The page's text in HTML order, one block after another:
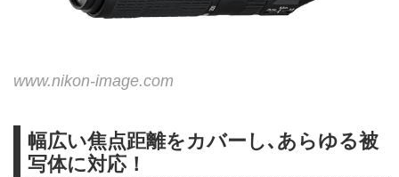
www.nikon-image.com
幅広い焦点距離をカバーし､あらゆる被
写体に対応！